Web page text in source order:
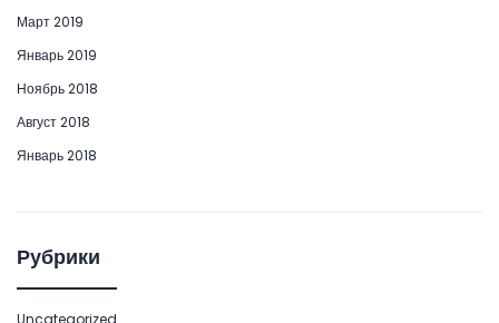
Март 2019
Январь 2019
Ноябрь 2018
Август 2018
Январь 2018
Рубрики